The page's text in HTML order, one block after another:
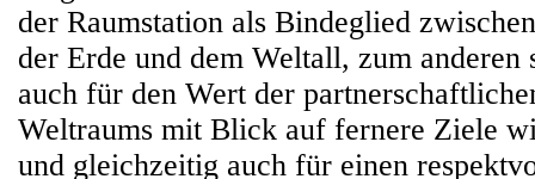
der Raumstation als Bindeglied
der Erde und dem Weltall, zum anderen
auch für den Wert der
Weltraums mit Blick auf fernere Ziele
und gleichzeitig auch für einen